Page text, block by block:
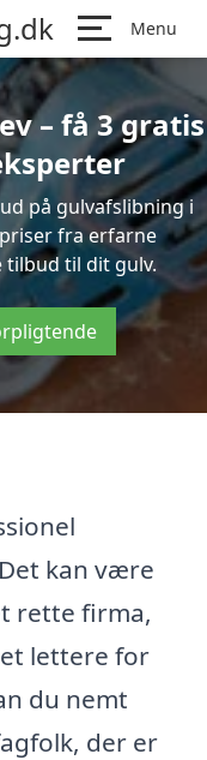
Menu
– få 3 gratis
på gulvafslibning i
fra erfarne
til dit gulv.
kan være
rette firma,
lettere for
du nemt
der er